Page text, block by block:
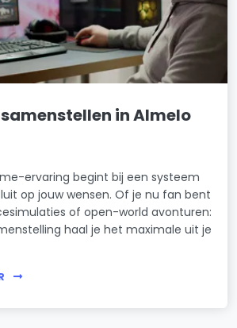
in Almelo
ervaring begint bij een systeem
op jouw wensen. Of je nu fan bent
of open-world avonturen:
haal je het maximale uit je